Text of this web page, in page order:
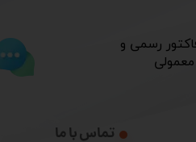
تماس با ما
رسمی و
معمولی